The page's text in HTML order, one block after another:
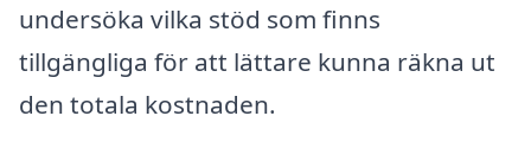
undersöka vilka stöd som finns
tillgängliga för att lättare kunna räkna ut
den totala kostnaden.